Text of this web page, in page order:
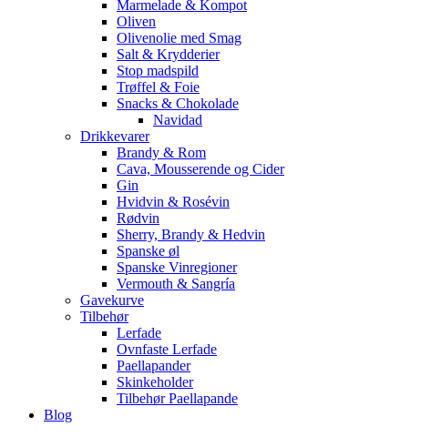
Marmelade & Kompot
Oliven
Olivenolie med Smag
Salt & Krydderier
Stop madspild
Trøffel & Foie
Snacks & Chokolade
Navidad
Drikkevarer
Brandy & Rom
Cava, Mousserende og Cider
Gin
Hvidvin & Rosévin
Rødvin
Sherry, Brandy & Hedvin
Spanske øl
Spanske Vinregioner
Vermouth & Sangría
Gavekurve
Tilbehør
Lerfade
Ovnfaste Lerfade
Paellapander
Skinkeholder
Tilbehør Paellapande
Blog